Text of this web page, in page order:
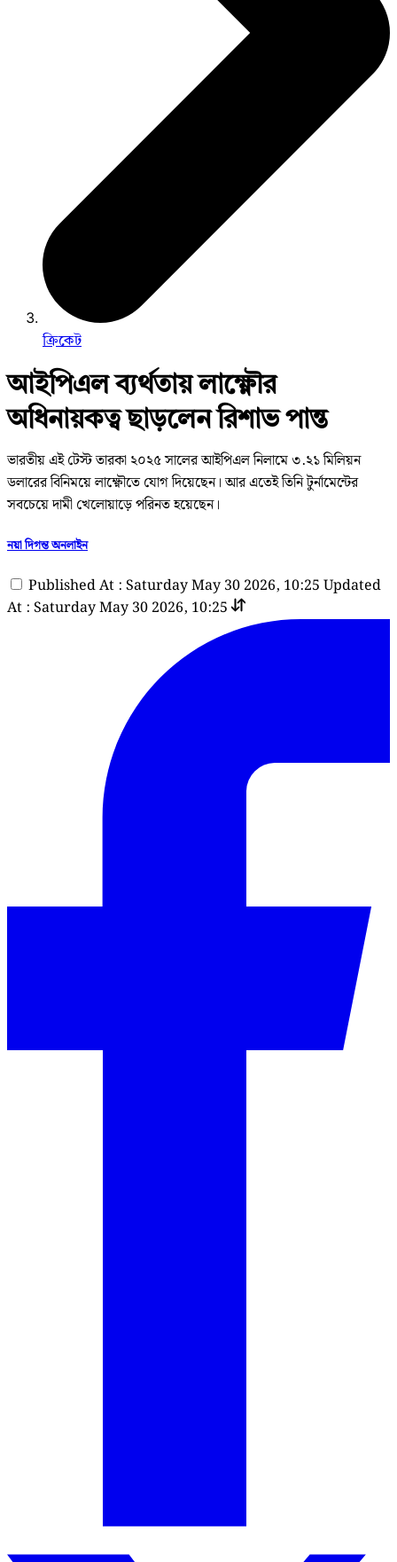
ক্রিকেট
আইপিএল ব্যর্থতায় লাক্ষ্ণৌর
অধিনায়কত্ব ছাড়লেন রিশাভ পান্ত
ভারতীয় এই টেস্ট তারকা ২০২৫ সালের আইপিএল নিলামে ৩.২১ মিলিয়ন
ডলারের বিনিময়ে লাক্ষ্ণৌতে যোগ দিয়েছেন। আর এতেই তিনি টুর্নামেন্টের
সবচেয়ে দামী খেলোয়াড়ে পরিনত হয়েছেন।
নয়া দিগন্ত অনলাইন
Published At : Saturday May 30 2026, 10:25 Updated
At : Saturday May 30 2026, 10:25